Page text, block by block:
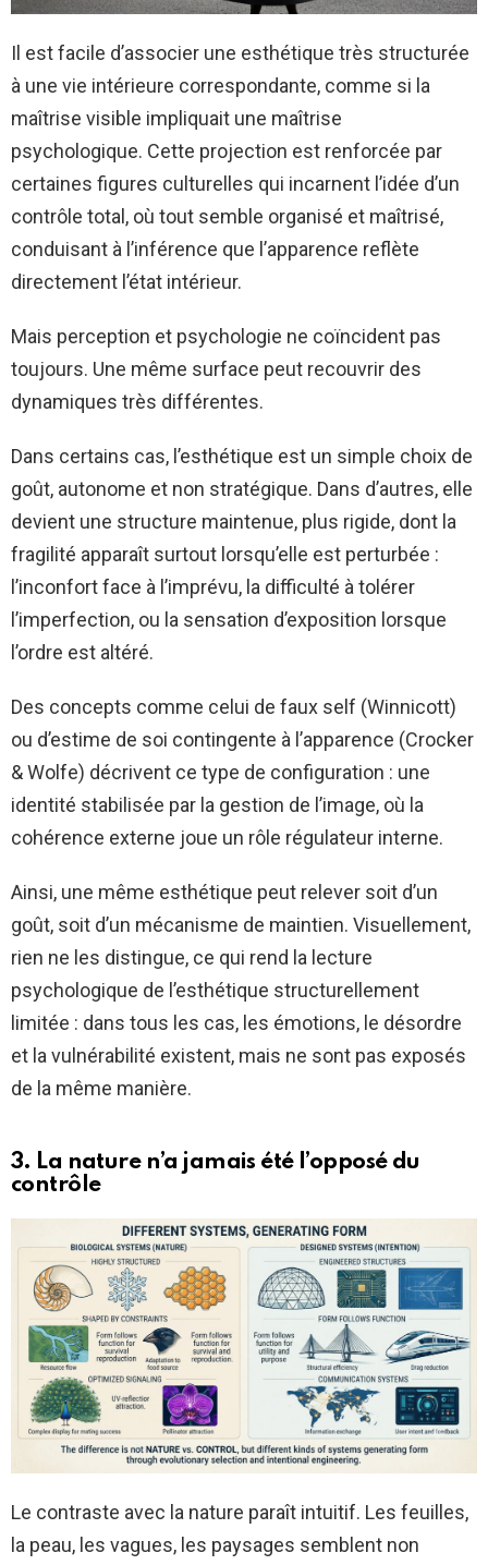
Il est facile d’associer une esthétique très structurée
à une vie intérieure correspondante, comme si la
maîtrise visible impliquait une maîtrise
psychologique. Cette projection est renforcée par
certaines figures culturelles qui incarnent l’idée d’un
contrôle total, où tout semble organisé et maîtrisé,
conduisant à l’inférence que l’apparence reflète
directement l’état intérieur.
Mais perception et psychologie ne coïncident pas
toujours. Une même surface peut recouvrir des
dynamiques très différentes.
Dans certains cas, l’esthétique est un simple choix de
goût, autonome et non stratégique. Dans d’autres, elle
devient une structure maintenue, plus rigide, dont la
fragilité apparaît surtout lorsqu’elle est perturbée :
l’inconfort face à l’imprévu, la difficulté à tolérer
l’imperfection, ou la sensation d’exposition lorsque
l’ordre est altéré.
Des concepts comme celui de faux self (Winnicott)
ou d’estime de soi contingente à l’apparence (Crocker
& Wolfe) décrivent ce type de configuration : une
identité stabilisée par la gestion de l’image, où la
cohérence externe joue un rôle régulateur interne.
Ainsi, une même esthétique peut relever soit d’un
goût, soit d’un mécanisme de maintien. Visuellement,
rien ne les distingue, ce qui rend la lecture
psychologique de l’esthétique structurellement
limitée : dans tous les cas, les émotions, le désordre
et la vulnérabilité existent, mais ne sont pas exposés
de la même manière.
3. La nature n’a jamais été l’opposé du
contrôle
Le contraste avec la nature paraît intuitif. Les feuilles,
la peau, les vagues, les paysages semblent non